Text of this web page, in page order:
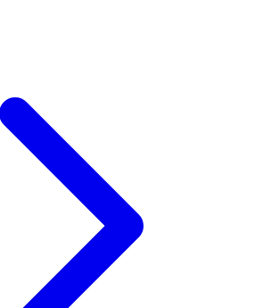
à la détermination de leur profil